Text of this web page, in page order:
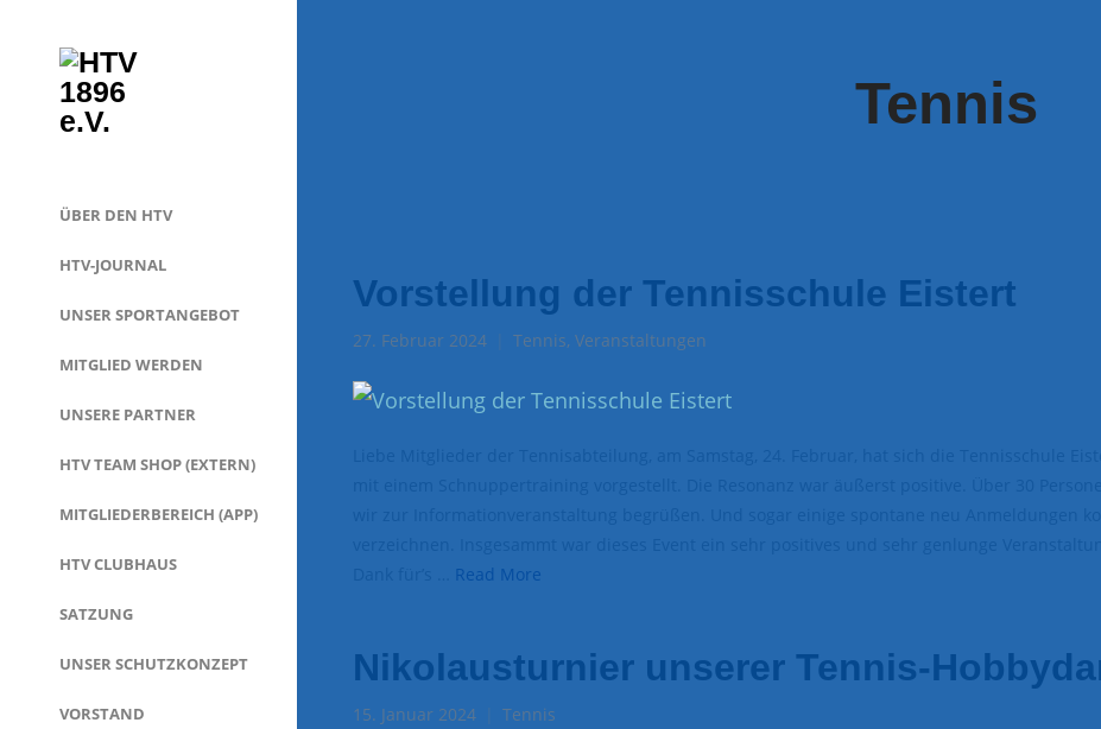
ÜBER DEN HTV
HTV-JOURNAL
UNSER SPORTANGEBOT
MITGLIED WERDEN
UNSERE PARTNER
HTV TEAM SHOP (EXTERN)
MITGLIEDERBEREICH (APP)
HTV CLUBHAUS
SATZUNG
UNSER SCHUTZKONZEPT
VORSTAND
Tennis
Vorstellung der Tennisschule Eistert
27. Februar 2024 Tennis, Veranstaltungen
Read More
Nikolausturnier unserer Tennis-
15. Januar 2024 Tennis